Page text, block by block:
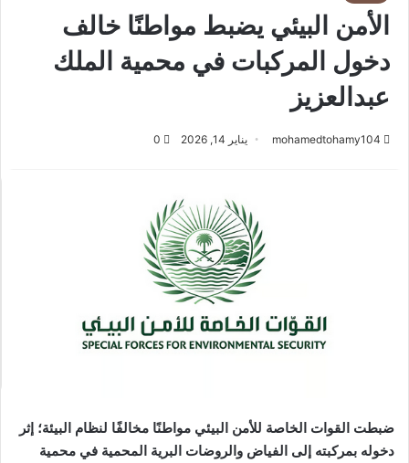
الأمن البيئي يضبط مواطنًا خالف
دخول المركبات في محمية الملك
عبدالعزيز
mohamedtohamy104 يناير 14, 2026 0
ضبطت القوات الخاصة للأمن البيئي مواطنًا مخالفًا لنظام البيئة؛ إثر
دخوله بمركبته إلى الفياض والروضات البرية المحمية في محمية